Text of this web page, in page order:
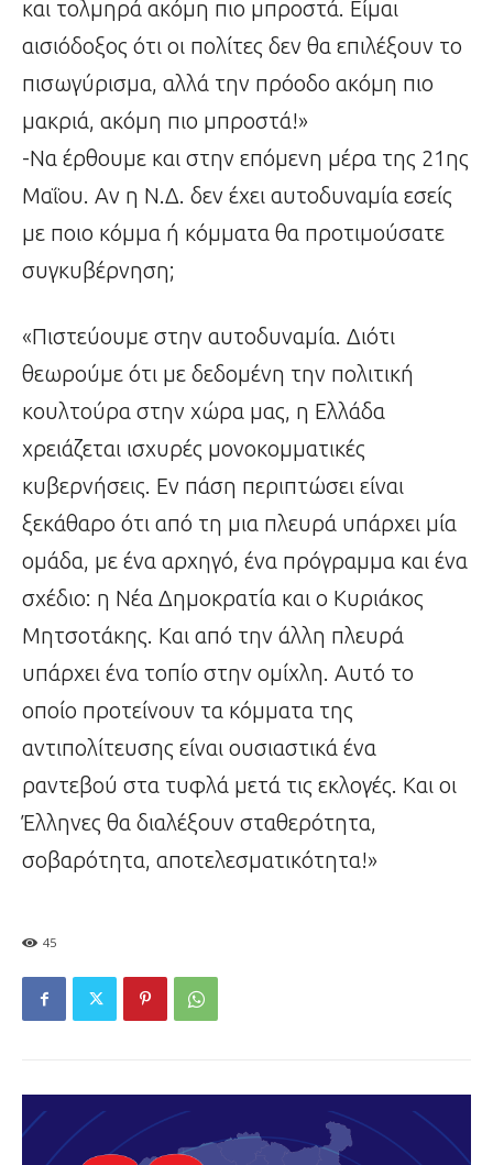
και τολμηρά ακόμη πιο μπροστά. Είμαι
αισιόδοξος ότι οι πολίτες δεν θα επιλέξουν το
πισωγύρισμα, αλλά την πρόοδο ακόμη πιο
μακριά, ακόμη πιο μπροστά!»
-Να έρθουμε και στην επόμενη μέρα της 21ης
Μαΐου. Αν η Ν.Δ. δεν έχει αυτοδυναμία εσείς
με ποιο κόμμα ή κόμματα θα προτιμούσατε
συγκυβέρνηση;
«Πιστεύουμε στην αυτοδυναμία. Διότι
θεωρούμε ότι με δεδομένη την πολιτική
κουλτούρα στην χώρα μας, η Ελλάδα
χρειάζεται ισχυρές μονοκομματικές
κυβερνήσεις. Εν πάση περιπτώσει είναι
ξεκάθαρο ότι από τη μια πλευρά υπάρχει μία
ομάδα, με ένα αρχηγό, ένα πρόγραμμα και ένα
σχέδιο: η Νέα Δημοκρατία και ο Κυριάκος
Μητσοτάκης. Και από την άλλη πλευρά
υπάρχει ένα τοπίο στην ομίχλη. Αυτό το
οποίο προτείνουν τα κόμματα της
αντιπολίτευσης είναι ουσιαστικά ένα
ραντεβού στα τυφλά μετά τις εκλογές. Και οι
Έλληνες θα διαλέξουν σταθερότητα,
σοβαρότητα, αποτελεσματικότητα!»
45